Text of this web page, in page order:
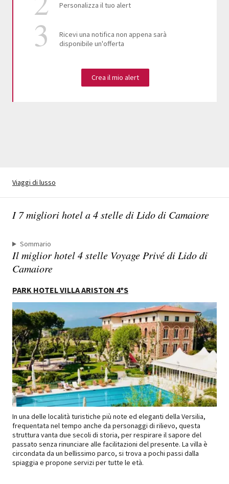
Personalizza il tuo alert
Ricevi una notifica non appena sarà
disponibile un'offerta
Crea il mio alert
Viaggi di lusso
I 7 migliori hotel a 4 stelle di Lido di Camaiore
Sommario
Il miglior hotel 4 stelle Voyage Privé di Lido di
Camaiore
PARK HOTEL VILLA ARISTON 4*S
In una delle località turistiche più note ed eleganti della Versilia,
frequentata nel tempo anche da personaggi di rilievo, questa
struttura vanta due secoli di storia, per respirare il sapore del
passato senza rinunciare alle facilitazioni del presente. La villa è
circondata da un bellissimo parco, si trova a pochi passi dalla
spiaggia e propone servizi per tutte le età.